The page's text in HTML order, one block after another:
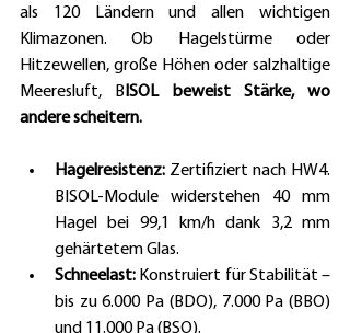
als 120 Ländern und allen wichtigen
Klimazonen. Ob Hagelstürme oder
Hitzewellen, große Höhen oder salzhaltige
Meeresluft, B ISOL beweist Stärke, wo
andere scheitern.
Hagelresistenz: Zertifiziert nach HW4.
BISOL-Module widerstehen 40 mm
Hagel bei 99,1 km/h dank 3,2 mm
gehärtetem Glas.
Schneelast: Konstruiert für Stabilität –
bis zu 6.000 Pa (BDO), 7.000 Pa (BBO)
und 11.000 Pa (BSO).